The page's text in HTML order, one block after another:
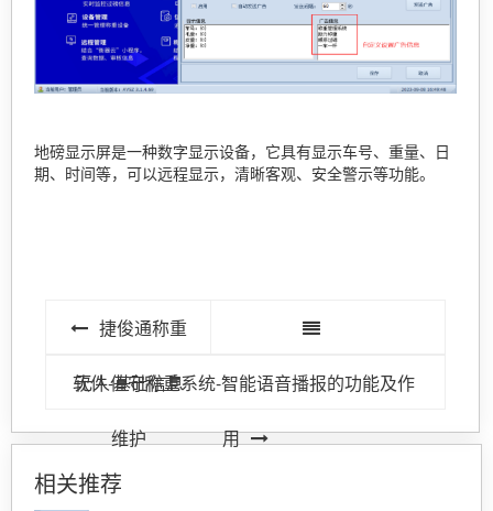
地磅显示屏是一种数字显示设备，它具有显示车号、重量、日
期、时间等，可以远程显示，清晰客观、安全警示等功能。
捷俊通称重
软件-基础信息
维护
无人值守称重系统-智能语音播报的功能及作
用
相关推荐